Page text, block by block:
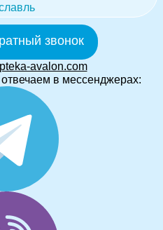
звонок
avalon.com
в мессенджерах: